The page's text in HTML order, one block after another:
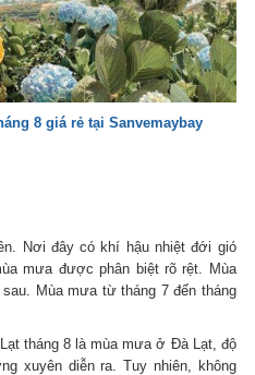
8 giá rẻ tại Sanvemaybay
Nơi đây có khí hậu nhiệt đới gió
mưa được phân biệt rõ rệt. Mùa
Mùa mưa từ tháng 7 đến tháng
tháng 8 là mùa mưa ở Đà Lạt, độ
xuyên diễn ra. Tuy nhiên, không